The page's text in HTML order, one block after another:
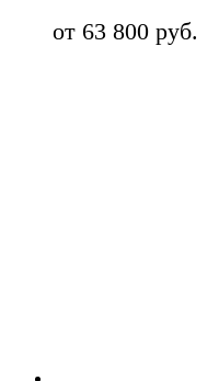
от 63 800 руб.